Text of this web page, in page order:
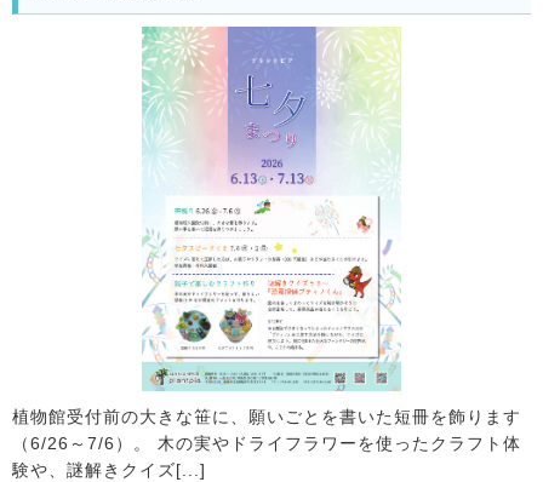
植物館受付前の大きな笹に、願いごとを書いた短冊を飾ります
（6/26～7/6）。 木の実やドライフラワーを使ったクラフト体
験や、謎解きクイズ[...]